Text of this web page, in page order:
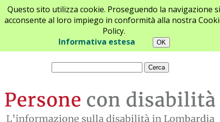
Questo sito utilizza cookie. Proseguendo la navigazione si
acconsente al loro impiego in conformità alla nostra
Policy.
Informativa estesa
Chi siamo Newsletter Contatti